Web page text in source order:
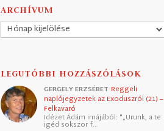
ARCHÍVUM
Archívum
LEGUTÓBBI HOZZÁSZÓLÁSOK
GERGELY ERZSÉBET Reggeli
naplójegyzetek az Exoduszról (21) –
Felkavaró
Idézet Ádám imájából: "„Urunk, a te
igéd sokszor f…